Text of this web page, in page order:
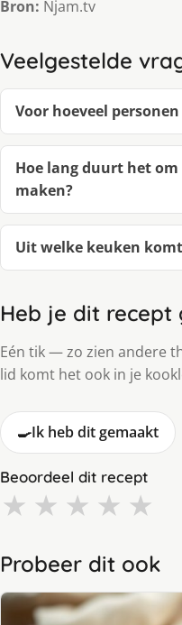
Bron: Njam.tv
Veelgestelde
Voor hoeveel
Hoe lang duurt het
maken?
Uit welke keuken
Heb je dit recept
Eén tik — zo zien andere
lid komt het ook in je
🍳Ik heb dit gemaakt
Beoordeel dit recept
★ ★ ★ ★ ★
Probeer dit ook